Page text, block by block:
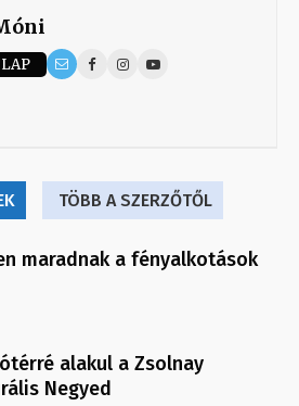
TÖBB A SZERZŐTŐL
maradnak a fényalkotások
alakul a Zsolnay
Negyed